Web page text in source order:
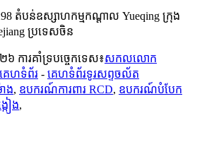
តំបន់ឧស្សាហកម្មកណ្តាល Yueqing ក្រុង
ប្រទេសចិន
ការគាំទ្របច្ចេកទេស៖សកលលោក
េហទំព័រ - គេហទំព័រ​ទូរសព្ទ​ចល័ត
ង, ឧបករណ៍ការពារ RCD, ឧបករណ៍​បំបែក​
ៀង,